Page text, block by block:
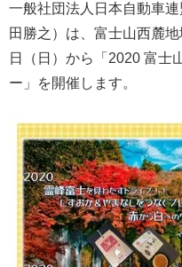
一般社団法人日本自動車
田勝之）は、富士山西麓
日（日）から「2020 富士
ー」を開催します。